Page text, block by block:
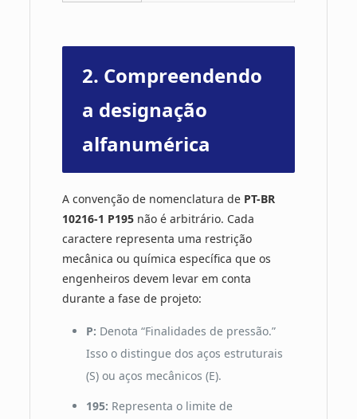
2. Compreendendo
a designação
alfanumérica
A convenção de nomenclatura de PT-BR
10216-1 P195não é arbitrário. Cada
caractere representa uma restrição
mecânica ou química específica que os
engenheiros devem levar em conta
durante a fase de projeto:
P: Denota “Finalidades de pressão.”
Isso o distingue dos aços estruturais
(S) ou aços mecânicos (E).
195: Representa o limite de